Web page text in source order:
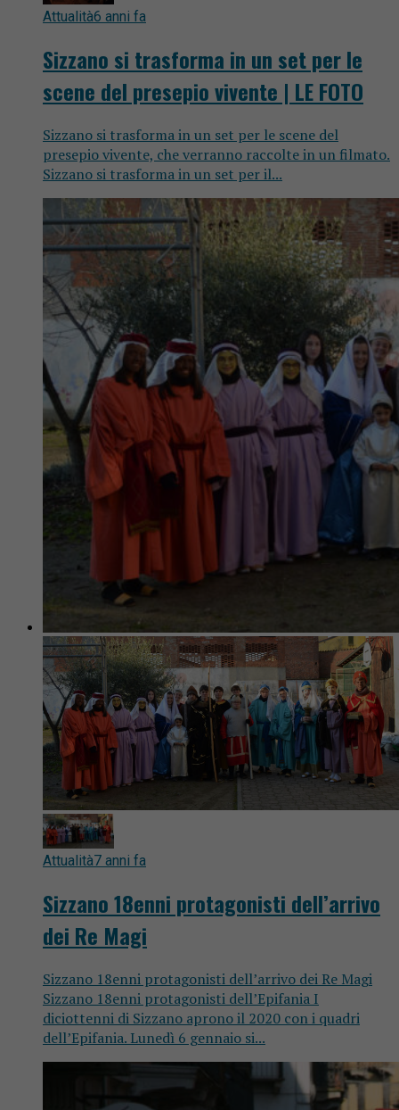
Attualità6 anni fa
Sizzano si trasforma in un set per le
scene del presepio vivente | LE FOTO
Sizzano si trasforma in un set per le scene del
presepio vivente, che verranno raccolte in un filmato.
Sizzano si trasforma in un set per il...
Attualità7 anni fa
Sizzano 18enni protagonisti dell’arrivo
dei Re Magi
Sizzano 18enni protagonisti dell’arrivo dei Re Magi
Sizzano 18enni protagonisti dell’Epifania I
diciottenni di Sizzano aprono il 2020 con i quadri
dell’Epifania. Lunedì 6 gennaio si...